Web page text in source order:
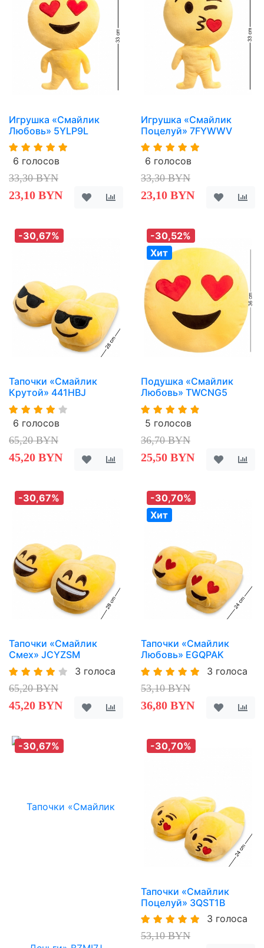
Игрушка «Смайлик
Любовь» 5YLP9L
6 голосов
33,30 BYN
23,10 BYN
Игрушка «Смайлик
Поцелуй» 7FYWWV
6 голосов
33,30 BYN
23,10 BYN
-30,67%
Тапочки «Смайлик
Крутой» 441HBJ
6 голосов
65,20 BYN
45,20 BYN
-30,52%
Хит
Подушка «Смайлик
Любовь» TWCNG5
5 голосов
36,70 BYN
25,50 BYN
-30,67%
Тапочки «Смайлик
Смех» JCYZSM
3 голоса
65,20 BYN
45,20 BYN
-30,70%
Хит
Тапочки «Смайлик
Любовь» EGQPAK
3 голоса
53,10 BYN
36,80 BYN
-30,67% -30,70%
Тапочки «Смайлик
Поцелуй» 3QST1B
3 голоса
53,10 BYN